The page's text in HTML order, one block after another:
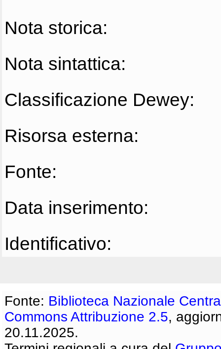
Nota storica:
Nota sintattica:
Classificazione Dewey:
Risorsa esterna:
Fonte:
Data inserimento:
Identificativo:
Fonte: Biblioteca Nazionale
Commons Attribuzione 2.5,
20.11.2025.